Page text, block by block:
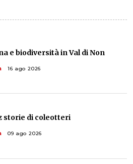
e biodiversità in Val di Non
16 ago 2026
storie di coleotteri
09 ago 2026